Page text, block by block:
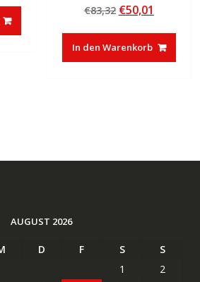
ist:
€23,27.
5.00
von 5
€83,32 Ursprünglicher
war:
€83,32
€50,01
ist:
€50,01.
In den Warenkorb
AUGUST 2026
D F S
S
1
2